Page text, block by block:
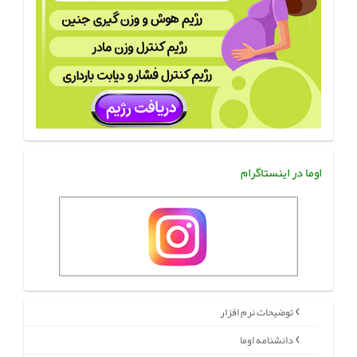
اوما در اینستاگرام
توضیحات نرم افزار
دانشنامه اوما